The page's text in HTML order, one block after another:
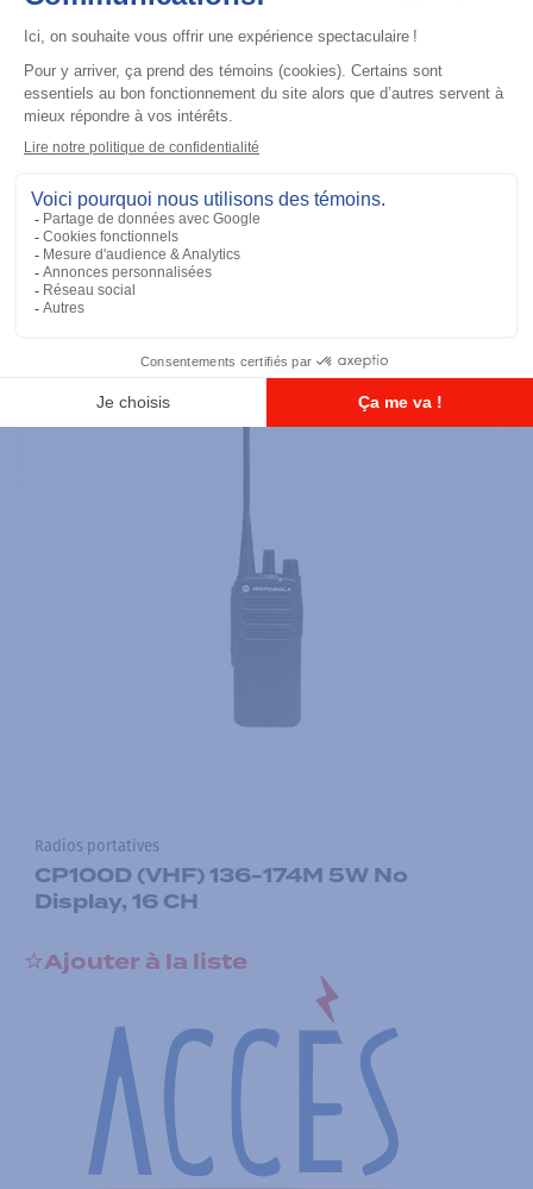
DTR700 900M Spread Spectrum,
Licence Free, With Display, Limited
Keypad
Ajouter à la liste
Radios portatives
CP100D (VHF) 136-174M 5W No
Display, 16 CH
Ajouter à la liste